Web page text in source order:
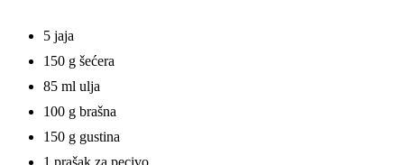
5 jaja
150 g šećera
85 ml ulja
100 g brašna
150 g gustina